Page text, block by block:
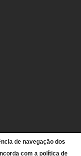
de navegação dos
com a política de